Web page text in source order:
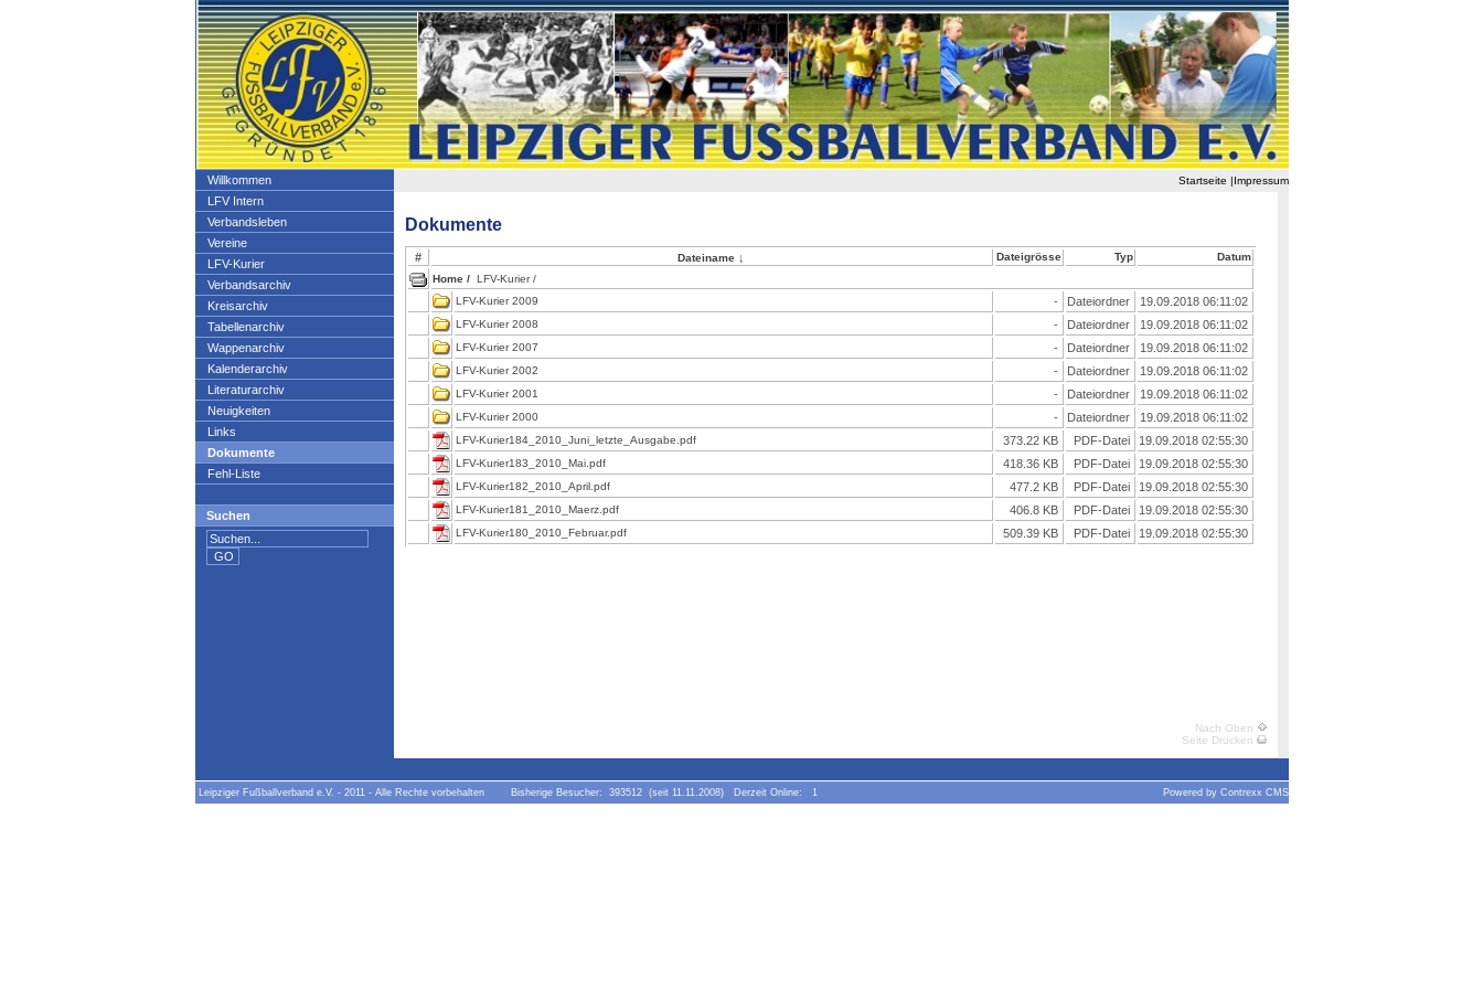
Willkommen
LFV Intern
Verbandsleben
Vereine
LFV-Kurier
Verbandsarchiv
Kreisarchiv
Tabellenarchiv
Wappenarchiv
Kalenderarchiv
Literaturarchiv
Neuigkeiten
Links
Dokumente
Fehl-Liste
Suchen
Startseite |Impressum
Dokumente
# Dateiname ↓ Dateigrösse Typ
Datum
Home /
LFV-Kurier /
LFV-Kurier 2009
- Dateiordner 19.09.2018 06:11:02
LFV-Kurier 2008 - Dateiordner 19.09.2018 06:11:02
LFV-Kurier 2007 - Dateiordner 19.09.2018 06:11:02
LFV-Kurier 2002 - Dateiordner 19.09.2018 06:11:02
LFV-Kurier 2001 - Dateiordner 19.09.2018 06:11:02
LFV-Kurier 2000 - Dateiordner 19.09.2018 06:11:02
LFV-Kurier184_2010_Juni_letzte_Ausgabe.pdf 373.22 KB PDF-Datei 19.09.2018 02:55:30
LFV-Kurier183_2010_Mai.pdf 418.36 KB PDF-Datei 19.09.2018 02:55:30
LFV-Kurier182_2010_April.pdf 477.2 KB PDF-Datei 19.09.2018 02:55:30
LFV-Kurier181_2010_Maerz.pdf 406.8 KB PDF-Datei 19.09.2018 02:55:30
LFV-Kurier180_2010_Februar.pdf 509.39 KB PDF-Datei 19.09.2018 02:55:30
Nach Oben
Seite Drucken
Leipziger Fußballverband e.V. - 2011 - Alle Rechte vorbehalten Bisherige Besucher: 393512 (seit 11.11.2008) Derzeit Online: 1 Powered by Contrexx CMS